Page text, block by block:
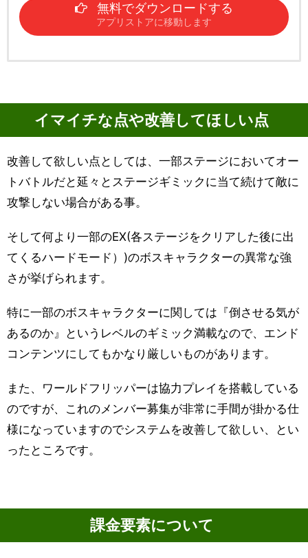
無料でダウンロードする
アプリストアに移動します
イマイチな点や改善してほしい点
改善して欲しい点としては、一部ステージにおいてオー
トバトルだと延々とステージギミックに当て続けて敵に
攻撃しない場合がある事。
そして何より一部のEX(各ステージをクリアした後に出
てくるハードモード）)のボスキャラクターの異常な強
さが挙げられます。
特に一部のボスキャラクターに関しては『倒させる気が
あるのか』というレベルのギミック満載なので、エンド
コンテンツにしてもかなり厳しいものがあります。
また、ワールドフリッパーは協力プレイを搭載している
のですが、これのメンバー募集が非常に手間が掛かる仕
様になっていますのでシステムを改善して欲しい、とい
ったところです。
課金要素について